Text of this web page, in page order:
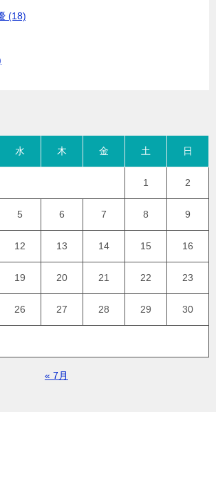
(18)
水 木 金 土 日
1 2
5 6 7 8 9
12 13 14 15 16
19 20 21 22 23
26 27 28 29 30
« 7月